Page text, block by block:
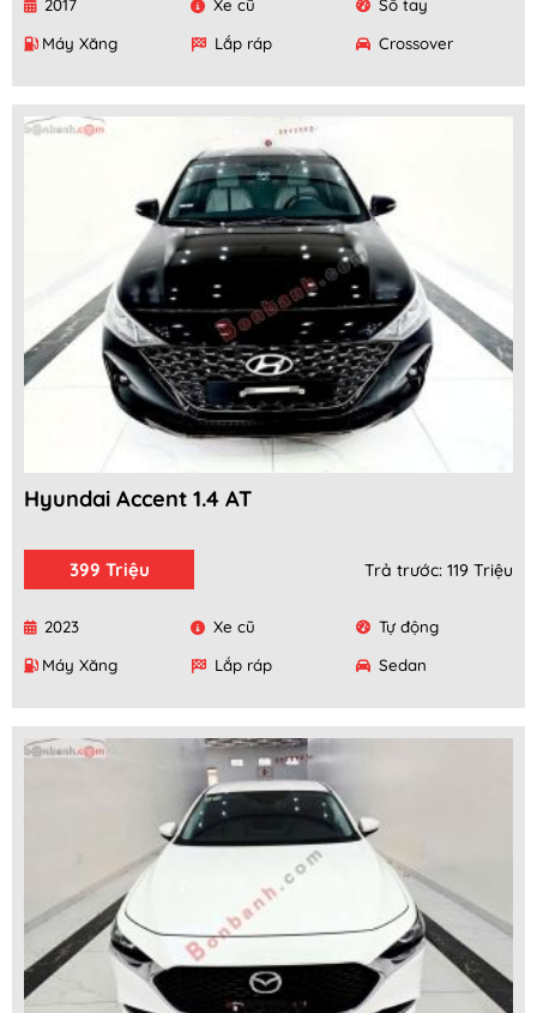
2017 Xe cũ
Số tay
Máy Xăng
Lắp ráp Crossover
Hyundai Accent 1.4 AT
399 Triệu Trả trước: 119 Triệu
2023 Xe cũ
Tự động
Máy Xăng
Lắp ráp Sedan